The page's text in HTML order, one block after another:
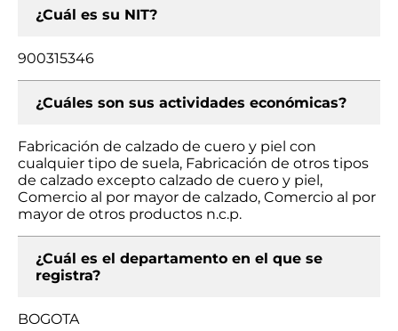
¿Cuál es su NIT?
900315346
¿Cuáles son sus actividades económicas?
Fabricación de calzado de cuero y piel con
cualquier tipo de suela, Fabricación de otros tipos
de calzado excepto calzado de cuero y piel,
Comercio al por mayor de calzado, Comercio al por
mayor de otros productos n.c.p.
¿Cuál es el departamento en el que se
registra?
BOGOTA